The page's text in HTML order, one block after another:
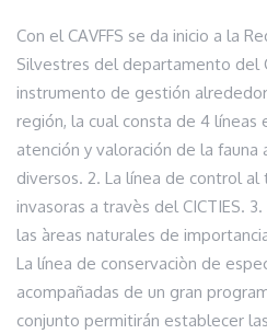
Con el CAVFFS se da inicio a la
Silvestres del departamento del
instrumento de gestión
región, la cual consta de 4 líneas
atención y valoración de la
diversos. 2. La línea de control
invasoras a travès del CICTIES.
las àreas naturales de
La línea de conservaciòn de
acompañadas de un gran
conjunto permitirán establecer